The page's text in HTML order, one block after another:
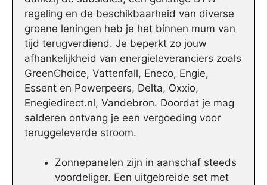
regeling en de beschikbaarheid van diverse
groene leningen heb je het binnen mum van
tijd terugverdiend. Je beperkt zo jouw
afhankelijkheid van energieleveranciers zoals
GreenChoice, Vattenfall, Eneco, Engie,
Essent en Powerpeers, Delta, Oxxio,
Enegiedirect.nl, Vandebron. Doordat je mag
salderen ontvang je een vergoeding voor
teruggeleverde stroom.
Zonnepanelen zijn in aanschaf steeds
voordeliger. Een uitgebreide set met